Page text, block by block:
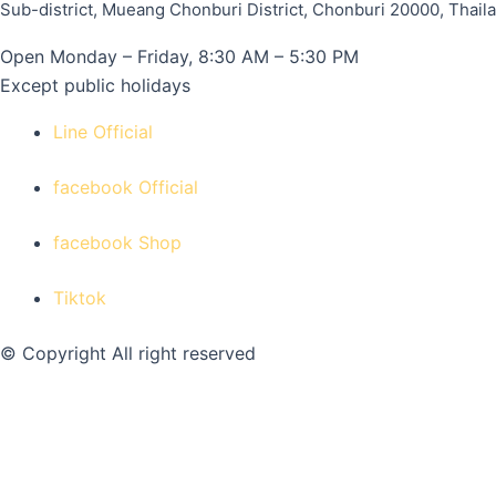
Sub-district, Mueang Chonburi District, Chonburi 20000,
Open Monday – Friday, 8:30 AM – 5:30 PM
Except public holidays
Line Official
facebook Official
facebook Shop
Tiktok
© Copyright All right reserved